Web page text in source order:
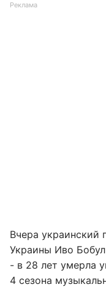
Реклама
Вчера украинский
Украины Иво
- в 28 лет умерла
4 сезона